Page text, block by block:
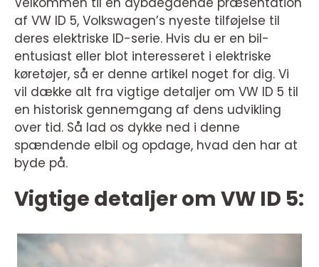
af VW ID 5, Volkswagen’s nyeste tilføjelse til
deres elektriske ID-serie. Hvis du er en bil-
entusiast eller blot interesseret i elektriske
køretøjer, så er denne artikel noget for dig. Vi
vil dække alt fra vigtige detaljer om VW ID 5 til
en historisk gennemgang af dens udvikling
over tid. Så lad os dykke ned i denne
spændende elbil og opdage, hvad den har at
byde på.
Vigtige detaljer om VW ID 5: